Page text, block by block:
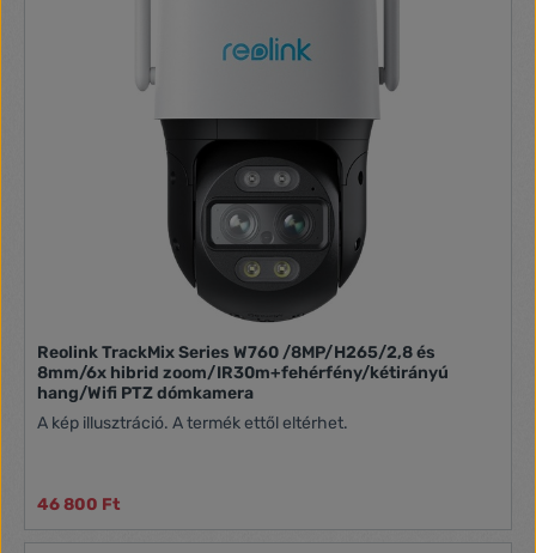
Reolink TrackMix Series W760 /8MP/H265/2,8 és
8mm/6x hibrid zoom/IR30m+fehérfény/kétirányú
hang/Wifi PTZ dómkamera
A kép illusztráció. A termék ettől eltérhet.
46 800 Ft